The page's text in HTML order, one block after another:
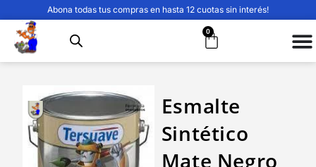
Abona todas tus compras en hasta 12 cuotas sin interés!
0
Esmalte
Sintético
Mate Negro